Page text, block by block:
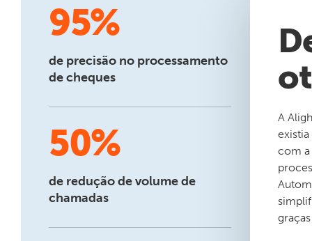
95%
de precisão no processamento
de cheques
50%
de redução de volume de
chamadas
A
com a